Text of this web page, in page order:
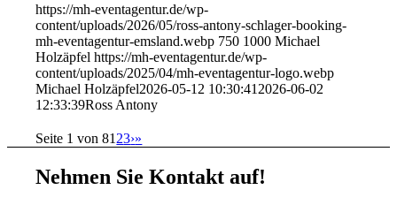
https://mh-eventagentur.de/wp-
content/uploads/2026/05/ross-antony-schlager-booking-
mh-eventagentur-emsland.webp 750 1000 Michael
Holzäpfel https://mh-eventagentur.de/wp-
content/uploads/2025/04/mh-eventagentur-logo.webp
Michael Holzäpfel2026-05-12 10:30:41 2026-06-02
12:33:39Ross Antony
Seite 1 von 81 23›»
Nehmen Sie Kontakt auf!